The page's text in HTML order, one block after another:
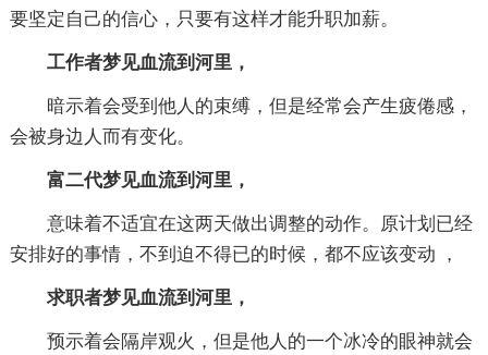
要坚定自己的信心，只要有这样才能升职加薪。
工作者梦见血流到河里，
暗示着会受到他人的束缚，但是经常会产生疲倦感，
会被身边人而有变化。
富二代梦见血流到河里，
意味着不适宜在这两天做出调整的动作。原计划已经
安排好的事情，不到迫不得已的时候，都不应该变动 ，
求职者梦见血流到河里，
预示着会隔岸观火，但是他人的一个冰冷的眼神就会